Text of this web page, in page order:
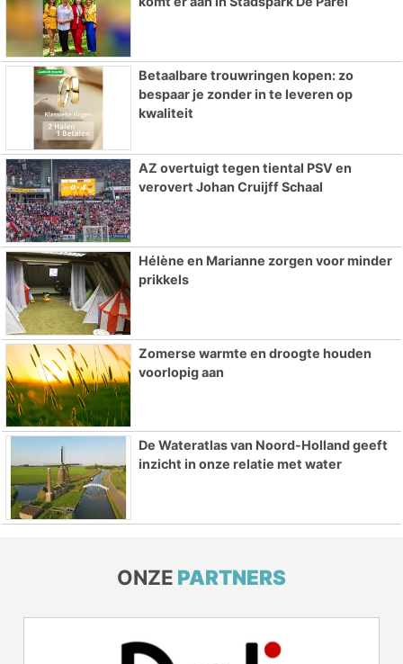
Betaalbare trouwringen kopen: zo
bespaar je zonder in te leveren op
kwaliteit
AZ overtuigt tegen tiental PSV en
verovert Johan Cruijff Schaal
Hélène en Marianne zorgen voor minder
prikkels
Zomerse warmte en droogte houden
voorlopig aan
De Wateratlas van Noord-Holland geeft
inzicht in onze relatie met water
ONZE PARTNERS